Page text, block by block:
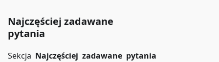
Najczęściej zadawane
pytania
Sekcja Najczęściej zadawane pytania